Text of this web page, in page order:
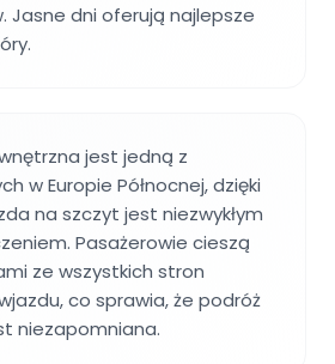
Jasne dni oferują najlepsze
jest jedną z
w Europie Północnej, dzięki
na szczyt jest niezwykłym
Pasażerowie cieszą
ze wszystkich stron
co sprawia, że podróż
niezapomniana.